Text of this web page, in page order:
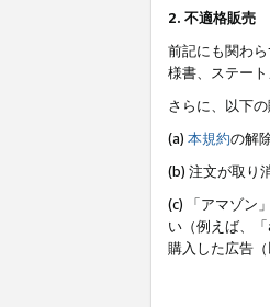
2. 不適格販売
前記にも関わ
様書、ステー
さらに、以下
(a) 本規約の解
(b) 注文が取り
(c) 「アマゾン
い（例えば、
購入した広告